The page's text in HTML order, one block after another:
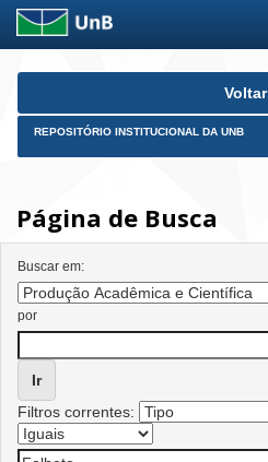
Skip
Voltar
REPOSITÓRIO INSTITUCIONAL DA UNB
Página de Busca
Buscar em:
por
Filtros correntes: